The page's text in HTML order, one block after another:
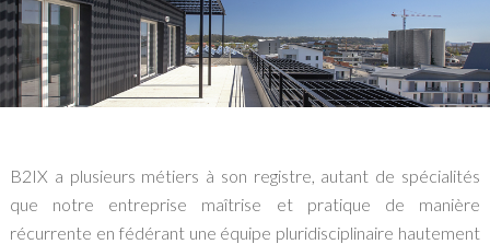
B2IX a plusieurs métiers à son registre, autant de spécialités
que notre entreprise maîtrise et pratique de manière
récurrente en fédérant une équipe pluridisciplinaire hautement